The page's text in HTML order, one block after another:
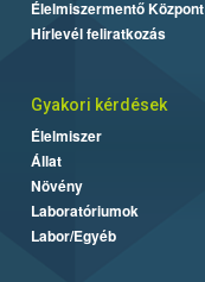
Élelmiszermentő Központ
Hírlevél feliratkozás
Gyakori kérdések
Élelmiszer
Állat
Növény
Laboratóriumok
Labor/Egyéb